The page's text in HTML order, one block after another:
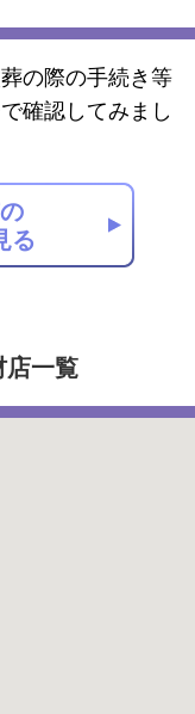
の際の手続き等
確認してみまし
る
店一覧